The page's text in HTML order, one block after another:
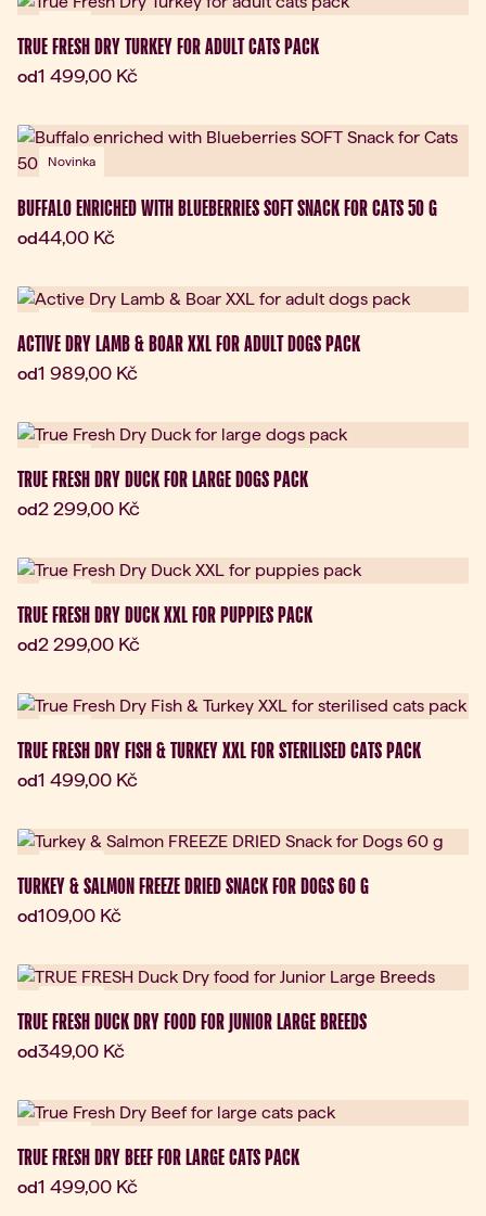
TRUE FRESH DRY TURKEY FOR ADULT CATS PACK
odAktuální cena:
1 499,00 Kč
Novinka
BUFFALO ENRICHED WITH BLUEBERRIES SOFT SNACK FOR CATS 50 G
odAktuální cena:
44,00 Kč
ACTIVE DRY LAMB & BOAR XXL FOR ADULT DOGS PACK
odAktuální cena:
1 989,00 Kč
TRUE FRESH DRY DUCK FOR LARGE DOGS PACK
odAktuální cena:
2 299,00 Kč
TRUE FRESH DRY DUCK XXL FOR PUPPIES PACK
odAktuální cena:
2 299,00 Kč
TRUE FRESH DRY FISH & TURKEY XXL FOR STERILISED CATS PACK
odAktuální cena:
1 499,00 Kč
TURKEY & SALMON FREEZE DRIED SNACK FOR DOGS 60 G
odAktuální cena:
109,00 Kč
TRUE FRESH DUCK DRY FOOD FOR JUNIOR LARGE BREEDS
odAktuální cena:
349,00 Kč
TRUE FRESH DRY BEEF FOR LARGE CATS PACK
odAktuální cena:
1 499,00 Kč